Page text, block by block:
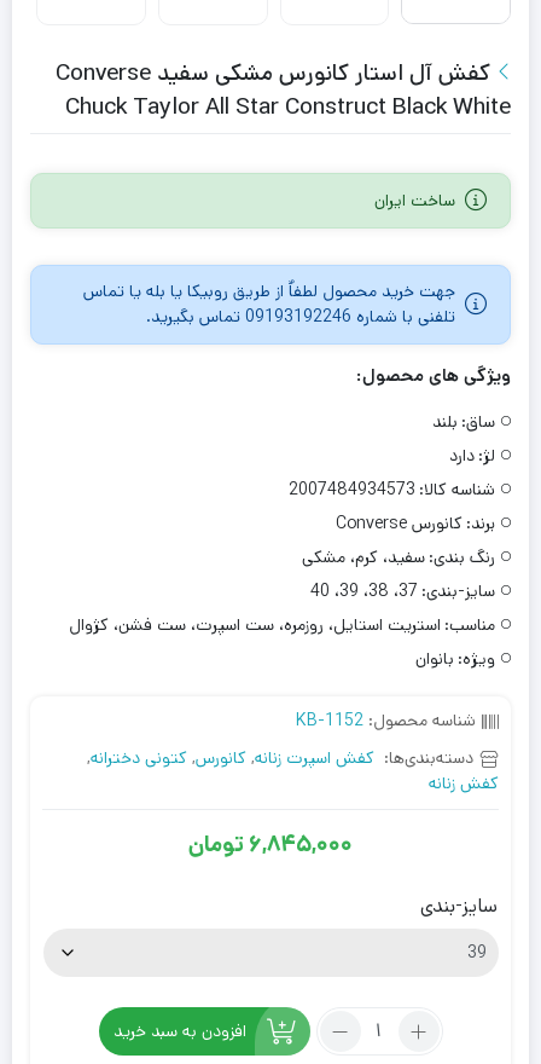
کفش آل استار کانورس مشکی سفید Converse
Chuck Taylor All Star Construct Black White
ساخت ایران
جهت خرید محصول لطفاٌ از طریق روبیکا یا بله یا تماس
تلفنی با شماره 09193192246 تماس بگیرید.
ویژگی های محصول:
ساق: بلند
لژ: دارد
شناسه کالا: 2007484934573
برند: کانورس Converse
رنگ بندی: سفید، کرم، مشکی
سایز-بندی: 37، 38، 39، 40
مناسب: استریت استایل، روزمره، ست اسپرت، ست فشن، کژوال
ویژه: بانوان
شناسه محصول: KB-1152
دسته‌بندی‌ها: کفش اسپرت زنانه, کانورس, کتونی دخترانه,
کفش زنانه
6,845,000 تومان
سایز-بندی
تعداد:
افزودن به سبد خرید